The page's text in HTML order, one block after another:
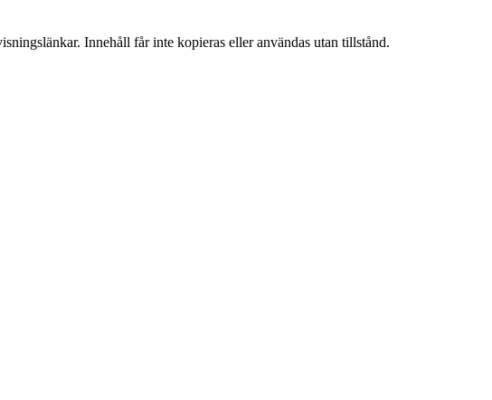
Innehåll får inte kopieras eller användas utan tillstånd.